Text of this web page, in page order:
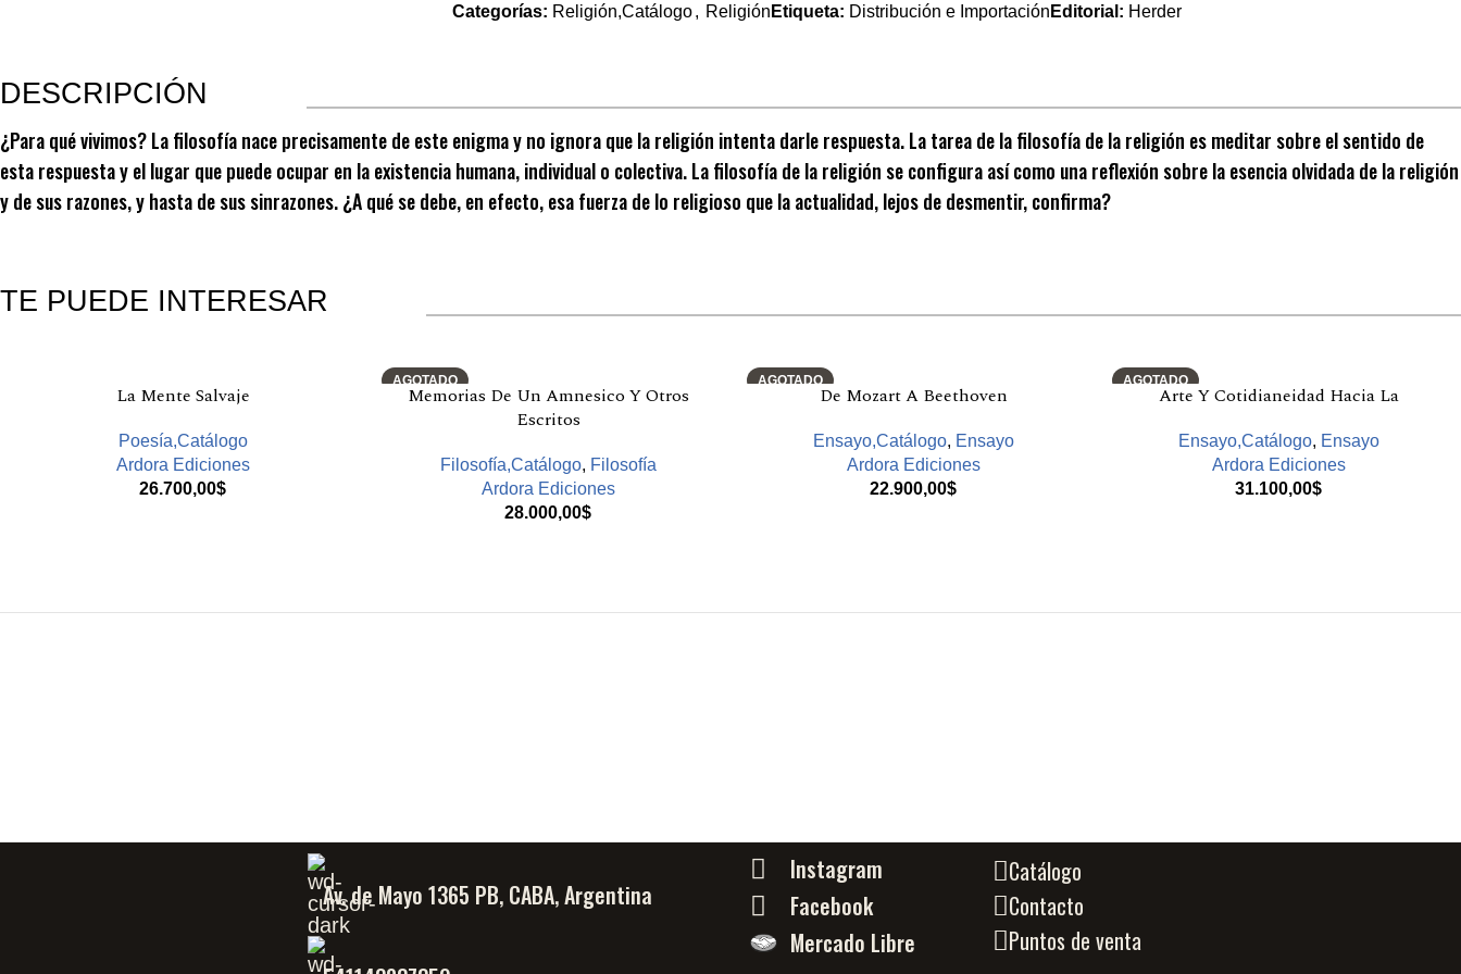
Categorías: Religión,Catálogo, Religión Etiqueta: Distribución e Importación Editorial: Herder
DESCRIPCIÓN
¿Para qué vivimos? La filosofía nace precisamente de este enigma y no ignora que la religión intenta darle respuesta. La tarea de la filosofía de la religión es meditar sobre el sentido de
esta respuesta y el lugar que puede ocupar en la existencia humana, individual o colectiva. La filosofía de la religión se configura así como una reflexión sobre la esencia olvidada de la religión
y de sus razones, y hasta de sus sinrazones. ¿A qué se debe, en efecto, esa fuerza de lo religioso que la actualidad, lejos de desmentir, confirma?
TE PUEDE INTERESAR
La Mente Salvaje
Poesía,Catálogo
Ardora Ediciones
26.700,00$
AGOTADO
Memorias De Un Amnesico Y Otros
Escritos
Filosofía,Catálogo, Filosofía
Ardora Ediciones
28.000,00$
AGOTADO
De Mozart A Beethoven
Ensayo,Catálogo, Ensayo
Ardora Ediciones
22.900,00$
AGOTADO
Arte Y Cotidianeidad Hacia La
Ensayo,Catálogo, Ensayo
Ardora Ediciones
31.100,00$
Av. de Mayo 1365 PB, CABA, Argentina
Instagram
Facebook
Mercado Libre
Catálogo
Contacto
Puntos de venta